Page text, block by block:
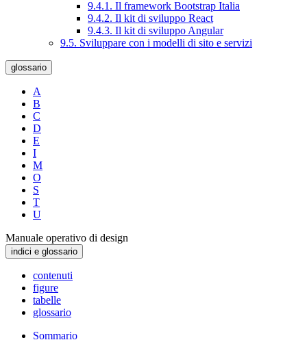
9.4.1. Il framework Bootstrap Italia
9.4.2. Il kit di sviluppo React
9.4.3. Il kit di sviluppo Angular
9.5. Sviluppare con i modelli di sito e servizi
glossario
A
B
C
D
E
I
M
O
S
T
U
Manuale operativo di design
indici e glossario
contenuti
figure
tabelle
glossario
Sommario